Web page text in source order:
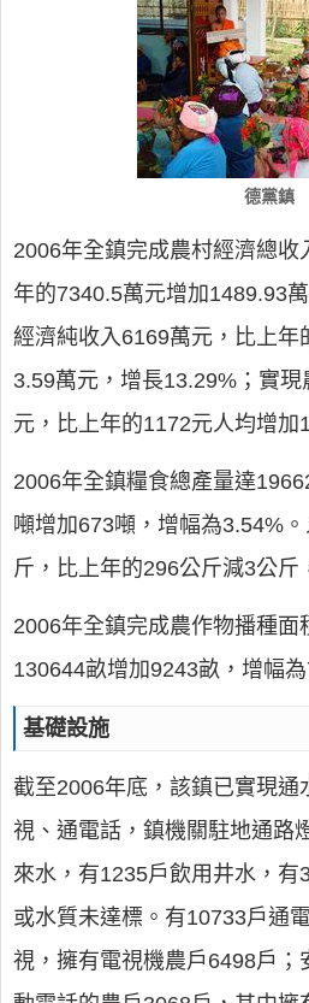
德黨鎮
2006年全鎮完成農村經濟總收
年的7340.5萬元增加1489.93
經濟純收入6169萬元，比上年
3.59萬元，增長13.29%；實
元，比上年的1172元人均增加
2006年全鎮糧食總產量達
噸增加673噸，增幅為3.54%
斤，比上年的296公斤減3公斤
2006年全鎮完成農作物播種面
130644畝增加9243畝，增幅為
基礎設施
截至2006年底，該鎮已實現通
視、通電話，鎮機關駐地通路
來水，有1235戶飲用井水，有
或水質未達標。有10733戶通
視，擁有電視機農戶6498戶；